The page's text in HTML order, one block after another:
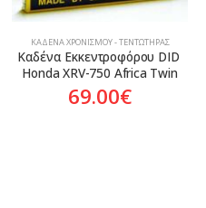
ΚΑΔΈΝΑ ΧΡΟΝΙΣΜΟΎ - ΤΕΝΤΩΤΉΡΑΣ
Καδένα Εκκεντροφόρου DID
Honda XRV-750 Africa Twin
69.00€